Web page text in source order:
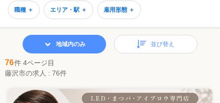
職種 ＋ エリア・駅 ＋ 雇用形態 ＋
76件 4ページ目
藤沢市の求人 : 76件
地域内のみ 並び替え